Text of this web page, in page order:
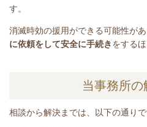
す。
消滅時効の援用ができる可能性があ
に依頼をして安全に手続きをする
当事務所の
相談から解決までは、以下の通りで